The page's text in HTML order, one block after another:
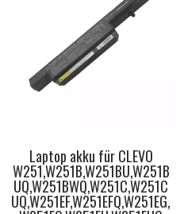
Laptop akku für CLEVO
W251,W251B,W251BU,W251B
UQ,W251BWQ,W251C,W251C
UQ,W251EF,W251EFQ,W251EG,